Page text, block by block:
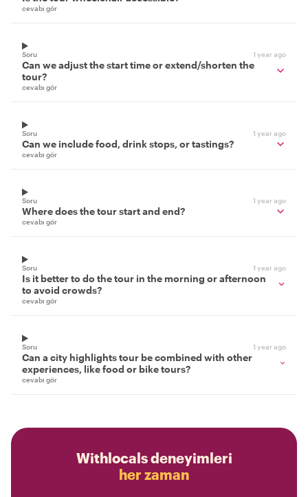
cevabı gör
Soru 1 year ago
Can we adjust the start time or extend/shorten the
tour?
cevabı gör
Soru 1 year ago
Can we include food, drink stops, or tastings?
cevabı gör
Soru 1 year ago
Where does the tour start and end?
cevabı gör
Soru 1 year ago
Is it better to do the tour in the morning or afternoon
to avoid crowds?
cevabı gör
Soru 1 year ago
Can a city highlights tour be combined with other
experiences, like food or bike tours?
cevabı gör
Withlocals deneyimleri
her zaman